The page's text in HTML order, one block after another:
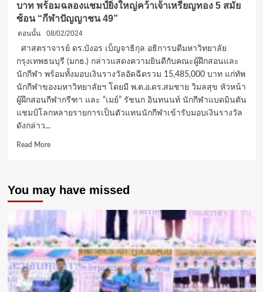
บาท พร้อมฉลองแชมป์ยิ่งใหญ่คว้าเจ้าเหรียญทอง 5 สมัย
ซ้อน “กีฬาปัญญาชน 49”
ตอนนั้น
08/02/2024
ศาสตราจารย์ ดร.บังอร เบ็ญจาธิกุล อธิการบดีมหาวิทยาลัย
กรุงเทพธนบุรี (มกธ.) กล่าวแสดงความยินดีกับคณะผู้ฝึกสอนและ
นักกีฬา พร้อมทั้งมอบเงินรางวัลอัดฉีดรวม 15,485,000 บาท แก่ทัพ
นักกีฬาของมหาวิทยาลัยฯ โดยมี พ.ต.อ.ดร.สมชาย วิมลสุข หัวหน้า
ผู้ฝึกสอนกีฬากรีฑา และ “เมย์” รัชนก อินทนนท์ นักกีฬาแบดมินตัน
แชมป์โลกหลายรายการเป็นตัวแทนนักกีฬาเข้ารับมอบเงินรางวัล
ดังกล่าว...
Read MoreRead
มอบ
เงิน
อัดฉีด
นักกีฬา
มกธ.
15.4
ล้าน
บาท
พร้อม
You may have missed